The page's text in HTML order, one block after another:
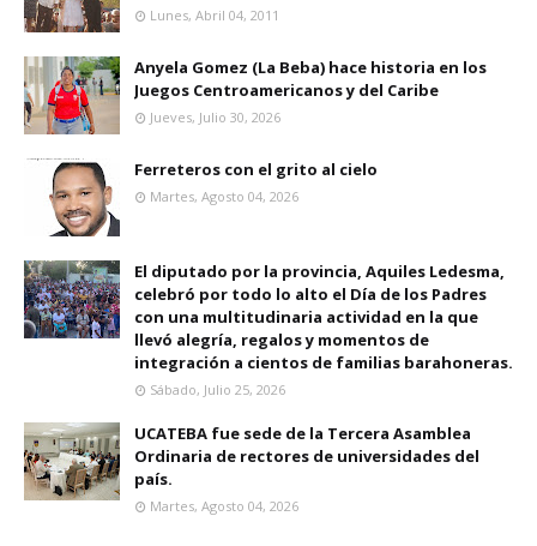
Lunes, Abril 04, 2011
Anyela Gomez (La Beba) hace historia en los
Juegos Centroamericanos y del Caribe
Jueves, Julio 30, 2026
Ferreteros con el grito al cielo
Martes, Agosto 04, 2026
El diputado por la provincia, Aquiles Ledesma,
celebró por todo lo alto el Día de los Padres
con una multitudinaria actividad en la que
llevó alegría, regalos y momentos de
integración a cientos de familias barahoneras.
Sábado, Julio 25, 2026
UCATEBA fue sede de la Tercera Asamblea
Ordinaria de rectores de universidades del
país.
Martes, Agosto 04, 2026